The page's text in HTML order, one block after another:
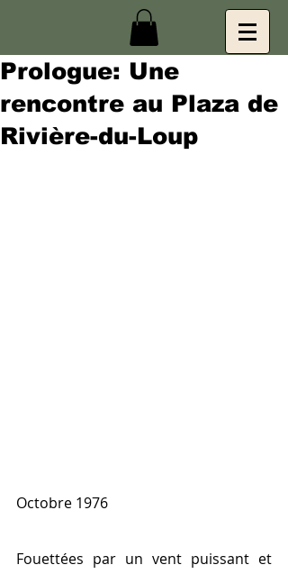
Prologue: Une
rencontre au Plaza de
Rivière-du-Loup
Octobre 1976
Fouettées par un vent puissant et